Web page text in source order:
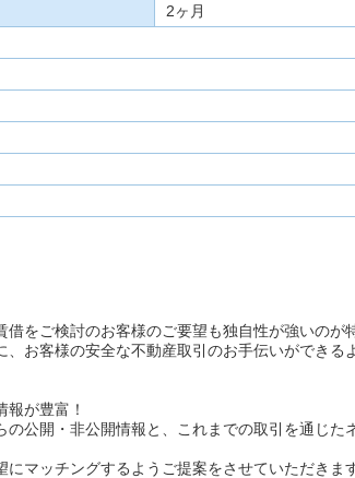
2ヶ月
をご検討のお客様のご要望も独自性が強いのが
お客様の安全な不動産取引のお手伝いができる
が豊富！
公開・非公開情報と、これまでの取引を通じた
マッチングするようご提案をさせていただきま